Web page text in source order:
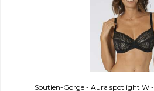
Soutien-Gorge - Aura spotlight W -